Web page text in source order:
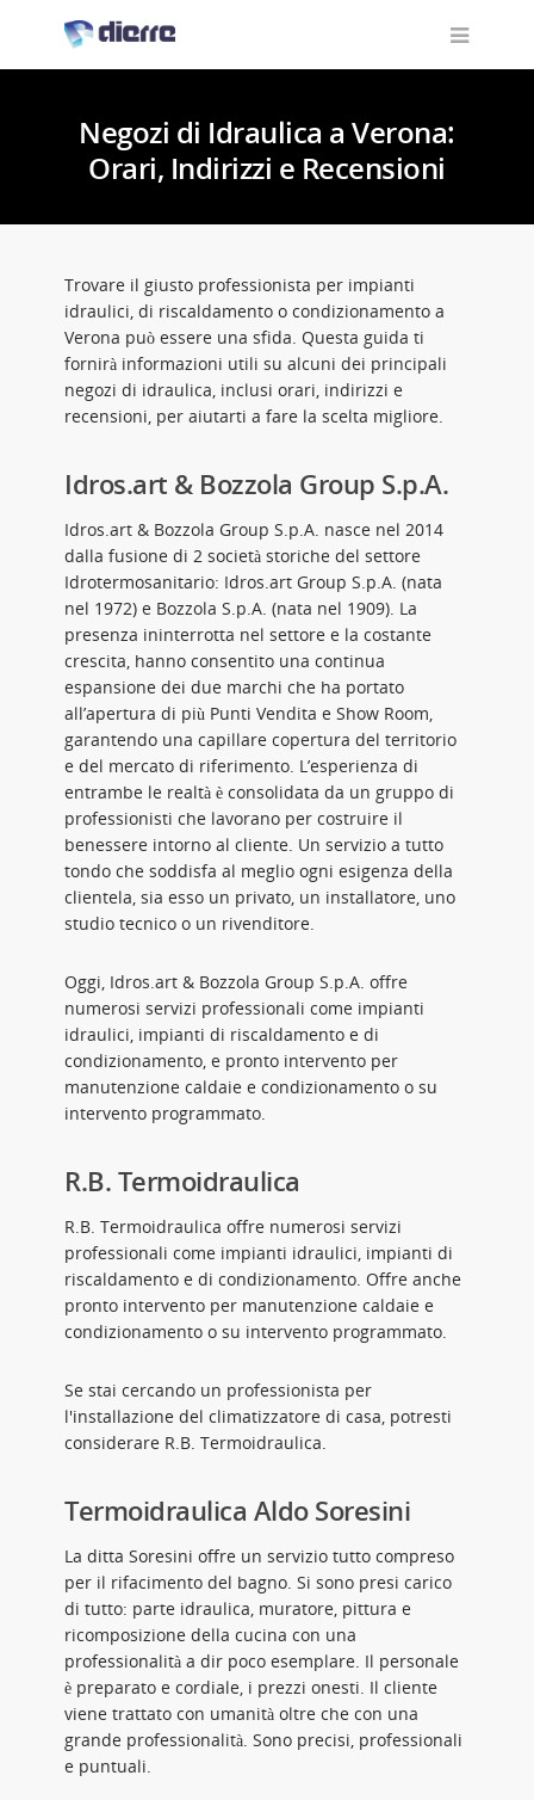
Negozi di Idraulica a Verona:
Orari, Indirizzi e Recensioni
Trovare il giusto professionista per impianti
idraulici, di riscaldamento o condizionamento a
Verona può essere una sfida. Questa guida ti
fornirà informazioni utili su alcuni dei principali
negozi di idraulica, inclusi orari, indirizzi e
recensioni, per aiutarti a fare la scelta migliore.
Idros.art & Bozzola Group S.p.A.
Idros.art & Bozzola Group S.p.A. nasce nel 2014
dalla fusione di 2 società storiche del settore
Idrotermosanitario: Idros.art Group S.p.A. (nata
nel 1972) e Bozzola S.p.A. (nata nel 1909). La
presenza ininterrotta nel settore e la costante
crescita, hanno consentito una continua
espansione dei due marchi che ha portato
all’apertura di più Punti Vendita e Show Room,
garantendo una capillare copertura del territorio
e del mercato di riferimento. L’esperienza di
entrambe le realtà è consolidata da un gruppo di
professionisti che lavorano per costruire il
benessere intorno al cliente. Un servizio a tutto
tondo che soddisfa al meglio ogni esigenza della
clientela, sia esso un privato, un installatore, uno
studio tecnico o un rivenditore.
Oggi, Idros.art & Bozzola Group S.p.A. offre
numerosi servizi professionali come impianti
idraulici, impianti di riscaldamento e di
condizionamento, e pronto intervento per
manutenzione caldaie e condizionamento o su
intervento programmato.
R.B. Termoidraulica
R.B. Termoidraulica offre numerosi servizi
professionali come impianti idraulici, impianti di
riscaldamento e di condizionamento. Offre anche
pronto intervento per manutenzione caldaie e
condizionamento o su intervento programmato.
Se stai cercando un professionista per
l'installazione del climatizzatore di casa, potresti
considerare R.B. Termoidraulica.
Termoidraulica Aldo Soresini
La ditta Soresini offre un servizio tutto compreso
per il rifacimento del bagno. Si sono presi carico
di tutto: parte idraulica, muratore, pittura e
ricomposizione della cucina con una
professionalità a dir poco esemplare. Il personale
è preparato e cordiale, i prezzi onesti. Il cliente
viene trattato con umanità oltre che con una
grande professionalità. Sono precisi, professionali
e puntuali.